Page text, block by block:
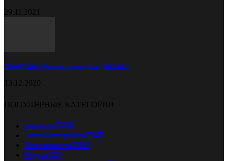
29.11.2021
Chevrolet обновил спорткар Camaro
13.12.2020
ПОПУЛЯРНЫЕ КАТЕГОРИИ
Новости5068
Автомастерская2343
Автоновости1081
Отдых127